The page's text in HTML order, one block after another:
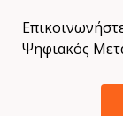
Ψηφιακός